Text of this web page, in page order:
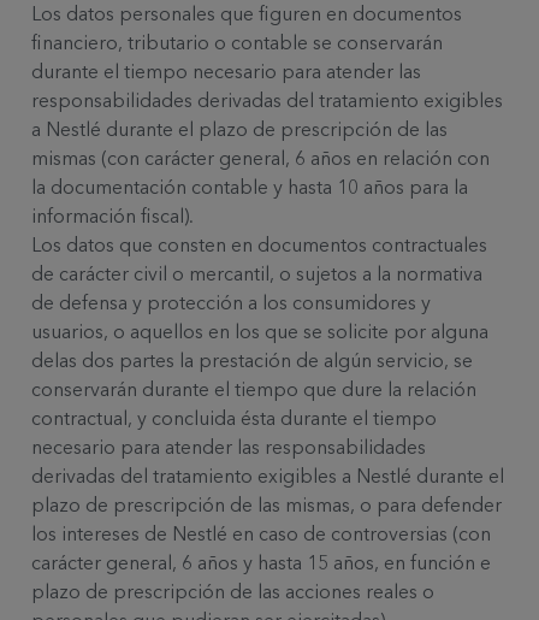
Los datos personales que figuren en documentos
financiero, tributario o contable se conservarán
durante el tiempo necesario para atender las
responsabilidades derivadas del tratamiento exigibles
a Nestlé durante el plazo de prescripción de las
mismas (con carácter general, 6 años en relación con
la documentación contable y hasta 10 años para la
información fiscal).
Los datos que consten en documentos contractuales
de carácter civil o mercantil, o sujetos a la normativa
de defensa y protección a los consumidores y
usuarios, o aquellos en los que se solicite por alguna
delas dos partes la prestación de algún servicio, se
conservarán durante el tiempo que dure la relación
contractual, y concluida ésta durante el tiempo
necesario para atender las responsabilidades
derivadas del tratamiento exigibles a Nestlé durante el
plazo de prescripción de las mismas, o para defender
los intereses de Nestlé en caso de controversias (con
carácter general, 6 años y hasta 15 años, en función e
plazo de prescripción de las acciones reales o